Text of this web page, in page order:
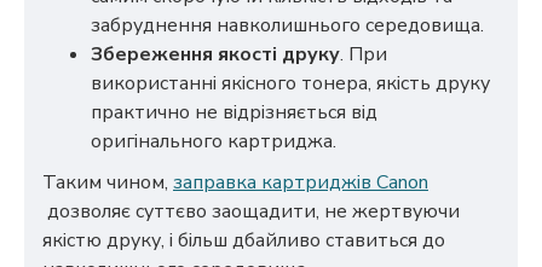
забруднення навколишнього середовища.
Збереження якості друку. При
використанні якісного тонера, якість друку
практично не відрізняється від
оригінального картриджа.
Таким чином, заправка картриджів Canon
дозволяє суттєво заощадити, не жертвуючи
якістю друку, і більш дбайливо ставиться до